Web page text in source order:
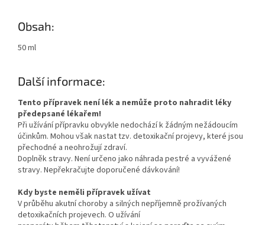
Obsah:
50 ml
Další informace:
Tento přípravek není lék a nemůže proto nahradit léky
předepsané lékařem!
Při užívání přípravku obvykle nedochází k žádným nežádoucím
účinkům. Mohou však nastat tzv. detoxikační projevy, které jsou
přechodné a neohrožují zdraví.
Doplněk stravy. Není určeno jako náhrada pestré a vyvážené
stravy. Nepřekračujte doporučené dávkování!
Kdy byste neměli přípravek užívat
V průběhu akutní choroby a silných nepříjemně prožívaných
detoxikačních projevech. O užívání